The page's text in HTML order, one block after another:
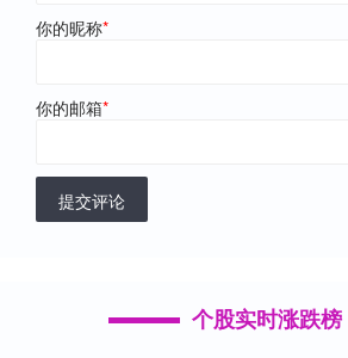
你的昵称*
你的邮箱*
提交评论
个股实时涨跌榜